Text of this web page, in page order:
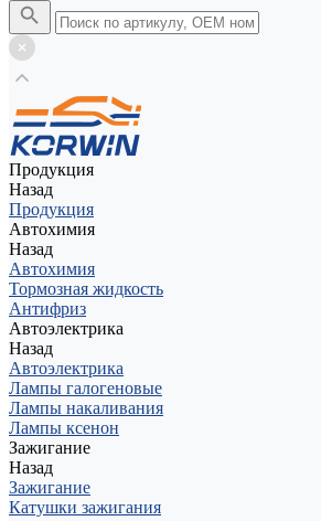
Продукция
Назад
Продукция
Автохимия
Назад
Автохимия
Тормозная жидкость
Антифриз
Автоэлектрика
Назад
Автоэлектрика
Лампы галогеновые
Лампы накаливания
Лампы ксенон
Зажигание
Назад
Зажигание
Катушки зажигания